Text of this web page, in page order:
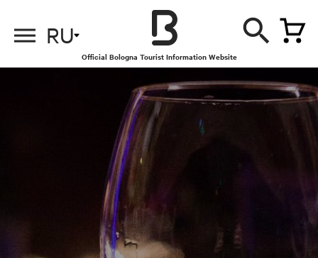
RU
Official Bologna Tourist Information Website